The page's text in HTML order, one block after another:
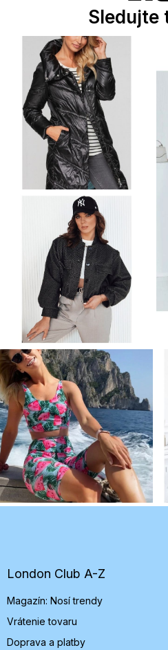
e
London Club A-Z
Magazín: Nosí trendy
Vrátenie tovaru
Doprava a platby